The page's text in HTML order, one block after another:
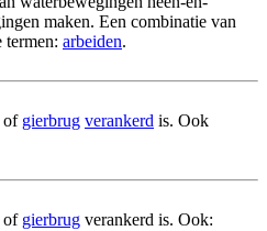
maken. Een combinatie van
termen: arbeiden.
of gierbrug verankerd is. Ook
of gierbrug verankerd is. Ook: